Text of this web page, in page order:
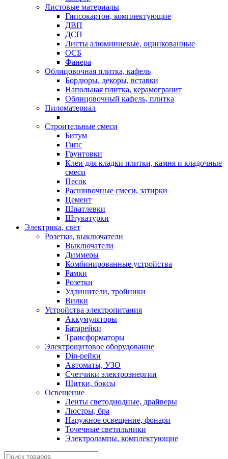
Листовые материалы
Гипсокартон, комплектующие
ДВП
ДСП
Листы алюминиевые, оцинкованные
ОСБ
Фанера
Облицовочная плитка, кафель
Бордюры, декоры, вставки
Напольная плитка, керамогранит
Облицовочный кафель, плитка
Пиломатериал
Строительные смеси
Битум
Гипс
Грунтовки
Клеи для кладки плитки, камня и кладочные
смеси
Песок
Расшивочные смеси, затирки
Цемент
Шпатлевки
Штукатурки
Электрика, свет
Розетки, выключатели
Выключатели
Диммеры
Комбинированные устройства
Рамки
Розетки
Удлинители, тройники
Вилки
Устройства электропитания
Аккумуляторы
Батарейки
Трансформаторы
Электрощитовое оборудование
Din-рейки
Автоматы, УЗО
Счетчики электроэнергии
Щитки, боксы
Освещение
Ленты светодиодные, драйверы
Люстры, бра
Наружное освещение, фонари
Точечные светильники
Электролампы, комплектующие